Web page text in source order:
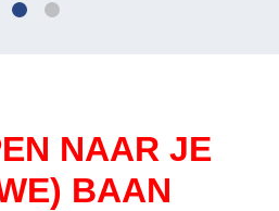
NAAR JE
BAAN